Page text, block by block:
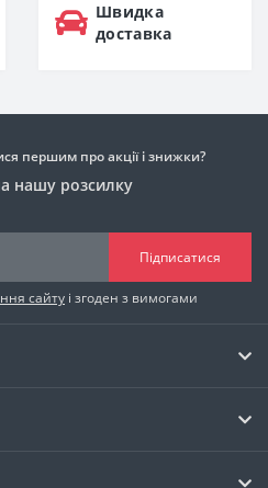
Швидка
доставка
першим про акції і знижки?
нашу розсилку
Підписатися
сайту і згоден з вимогами